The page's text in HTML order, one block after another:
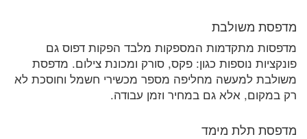
מדפסת משולבת
מדפסות מתקדמות המספקות מלבד הפקות דפוס גם
פונקציות נוספות כגון: פקס, סורק ומכונת צילום. מדפסת
משולבת למעשה מחליפה מספר מכשירי חשמל וחוסכת לא
רק במקום, אלא גם במחיר וזמן עבודה.
מדפסת תלת מימד